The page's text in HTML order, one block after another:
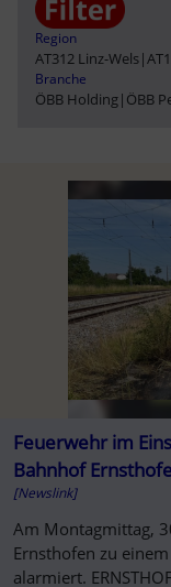
Region
AT312 Linz-Wels|
Branche
ÖBB Holding| ÖBB
Feuerwehr im
Bahnhof
[Newslink]
Am Montagmittag,
Ernsthofen zu
alarmiert.